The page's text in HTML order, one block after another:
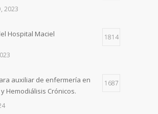
2023
Hospital Maciel 1814
auxiliar de enfermería en
Hemodiálisis Crónicos.
1687